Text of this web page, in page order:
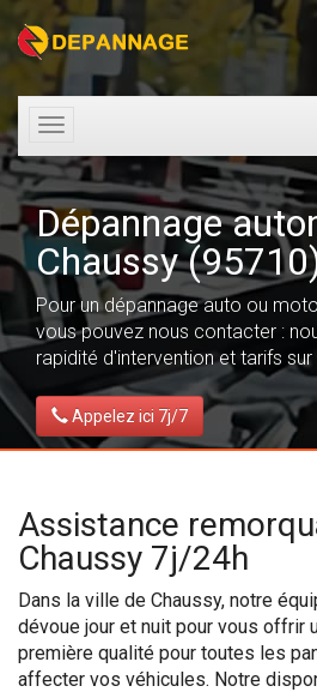
Toggle
navigation
Dépannage
Chaussy
Pour un dépannage auto ou
vous pouvez nous contacter :
rapidité d'intervention et tarifs sur
Appelez ici 7j/7
Assistance
Chaussy 7j/24h
Dans la ville de Chaussy, notre
dévoue jour et nuit pour vous offrir
première qualité pour toutes les
affecter vos véhicules. Notre